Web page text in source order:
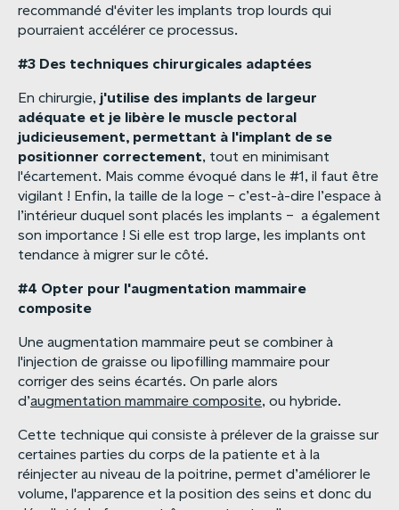
recommandé d'éviter les implants trop lourds qui
pourraient accélérer ce processus.
#3 Des techniques chirurgicales adaptées
En chirurgie, j'utilise des implants de largeur
adéquate et je libère le muscle pectoral
judicieusement, permettant à l'implant de se
positionner correctement, tout en minimisant
l'écartement. Mais comme évoqué dans le #1, il faut être
vigilant ! Enfin, la taille de la loge – c’est-à-dire l’espace à
l’intérieur duquel sont placés les implants – a également
son importance ! Si elle est trop large, les implants ont
tendance à migrer sur le côté.
#4 Opter pour l'augmentation mammaire
composite
Une augmentation mammaire peut se combiner à
l'injection de graisse ou lipofilling mammaire pour
corriger des seins écartés. On parle alors
d’augmentation mammaire composite, ou hybride.
Cette technique qui consiste à prélever de la graisse sur
certaines parties du corps de la patiente et à la
réinjecter au niveau de la poitrine, permet d’améliorer le
volume, l'apparence et la position des seins et donc du